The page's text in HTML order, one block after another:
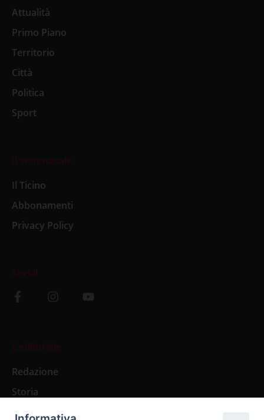
Attualità
Primo Piano
Territorio
Città
Politica
Sport
Il settimanale
Il Ticino
Abbonamenti
Privacy Policy
Social
L’editoriale
Redazione
Storia